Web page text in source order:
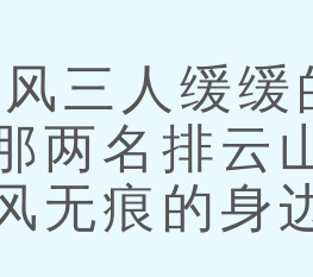
三人缓缓
两名排云
无痕的身